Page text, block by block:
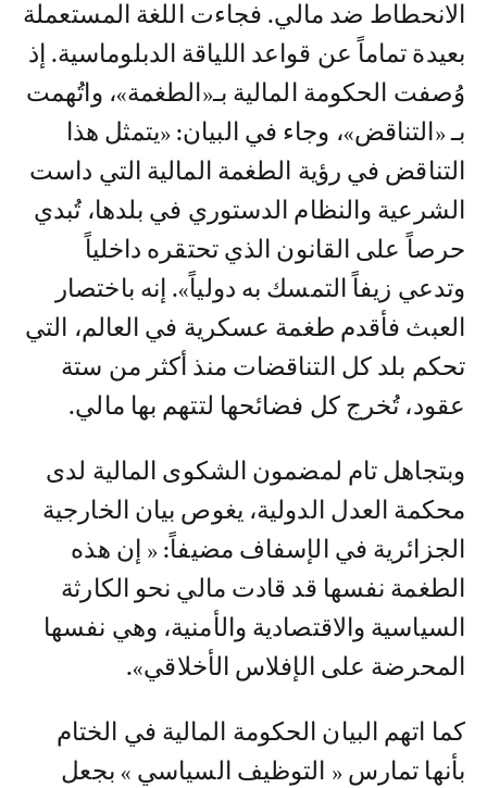
الانحطاط ضد مالي. فجاءت اللغة المستعملة
بعيدة تماماً عن قواعد اللياقة الدبلوماسية. إذ
وُصفت الحكومة المالية بـ«الطغمة»، واتُهمت
بـ «التناقض»، وجاء في البيان: «يتمثل هذا
التناقض في رؤية الطغمة المالية التي داست
الشرعية والنظام الدستوري في بلدها، تُبدي
حرصاً على القانون الذي تحتقره داخلياً
وتدعي زيفاً التمسك به دولياً». إنه باختصار
العبث فأقدم طغمة عسكرية في العالم، التي
تحكم بلد كل التناقضات منذ أكثر من ستة
عقود، تُخرج كل فضائحها لتتهم بها مالي.
وبتجاهل تام لمضمون الشكوى المالية لدى
محكمة العدل الدولية، يغوص بيان الخارجية
الجزائرية في الإسفاف مضيفاً: « إن هذه
الطغمة نفسها قد قادت مالي نحو الكارثة
السياسية والاقتصادية والأمنية، وهي نفسها
المحرضة على الإفلاس الأخلاقي».
كما اتهم البيان الحكومة المالية في الختام
بأنها تمارس « التوظيف السياسي » بجعل